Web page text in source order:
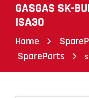
GASGAS SK-
ISA30
Home
SpareParts